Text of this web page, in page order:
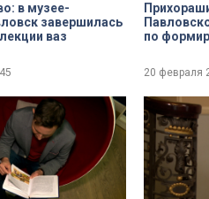
в музее-
завершилась
ваз
по
20 февраля